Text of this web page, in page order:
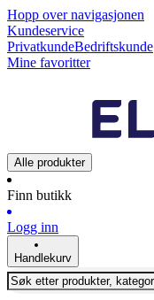
Hopp over navigasjonen
Kundeservice
PrivatkundeBedriftskunde
Mine favoritter
Alle produkter
Finn butikk
Logg inn
Handlekurv